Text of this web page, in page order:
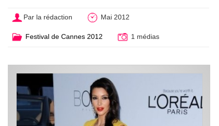
Par la rédaction Mai 2012
Festival de Cannes 2012 1 médias